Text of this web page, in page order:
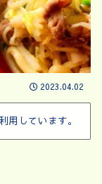
2023.04.02
用しています。